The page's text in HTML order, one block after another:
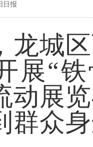
日报
城区
展“
动展
群众